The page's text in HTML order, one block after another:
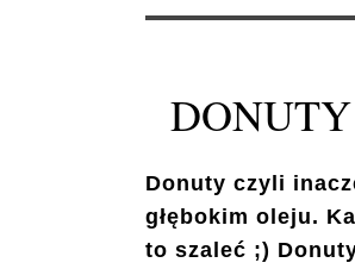
Donuty czyli
głębokim oleju.
to szaleć ;)